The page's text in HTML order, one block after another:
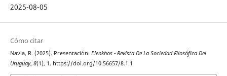
2025-08-05
Cómo citar
Navia, R. (2025). Presentación. Elenkhos - Revista De La Sociedad Filosófica Del
Uruguay, 8(1), 1. https://doi.org/10.56657/8.1.1